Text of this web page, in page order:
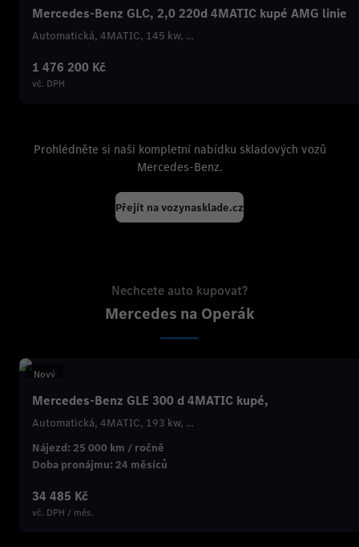
Mercedes-Benz GLC, 2,0 220d 4MATIC kupé AMG linie
Automatická, 4MATIC, 145 kw, …
1 476 200 Kč
vč. DPH
Prohlédněte si naši kompletní nabídku skladových vozů
Mercedes-Benz.
Přejít na vozynasklade.cz
Nechcete auto kupovat?
Mercedes na Operák
Nový
Mercedes-Benz GLE 300 d 4MATIC kupé,
Automatická, 4MATIC, 193 kw, …
Nájezd: 25 000 km / ročně
Doba pronájmu: 24 měsíců
34 485 Kč
vč. DPH / měs.